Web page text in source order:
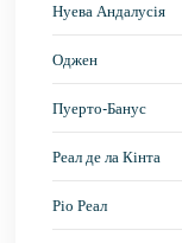
Нуева Андалусія
Оджен
Пуерто-Банус
Реал де ла Кінта
Ріо Реал